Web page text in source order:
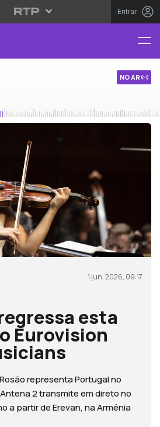
Entrar
NO AR
1 jun, 2026, 09:17
esta
Eurovision
representa Portugal no
2 transmite em direto no
a partir de Erevan, na Arménia